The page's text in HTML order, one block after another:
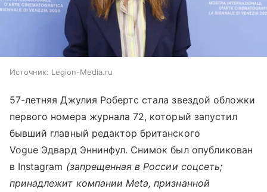
Источник: Legion-Media.ru
57-летняя Джулия Робертс стала звездой обложки
первого номера журнала 72, который запустил
бывший главный редактор британского
Vogue Эдвард Эннинфул. Снимок был опубликован
в Instagram (запрещенная в России соцсеть;
принадлежит компании Meta, признанной